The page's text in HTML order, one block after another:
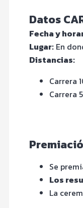
Datos
Fecha y
Lugar: En
Distancias:
Carrera
Carrera
Se
Los
La